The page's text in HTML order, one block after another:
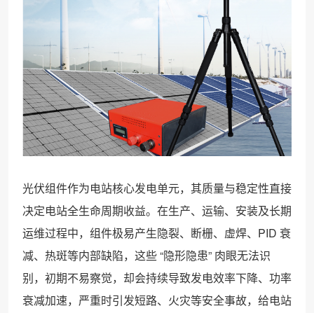
光伏组件作为电站核心发电单元，其质量与稳定性直接
决定电站全生命周期收益。在生产、运输、安装及长期
运维过程中，组件极易产生隐裂、断栅、虚焊、PID 衰
减、热斑等内部缺陷，这些 “隐形隐患” 肉眼无法识
别，初期不易察觉，却会持续导致发电效率下降、功率
衰减加速，严重时引发短路、火灾等安全事故，给电站